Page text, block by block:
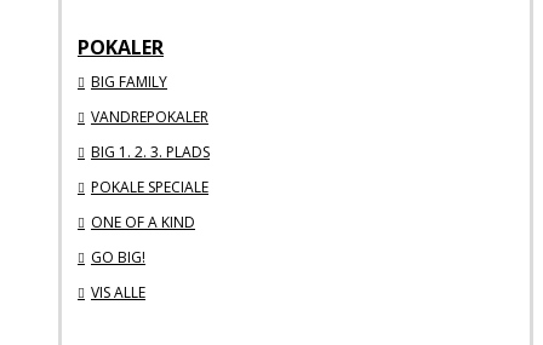
POKALER
BIG FAMILY
VANDREPOKALER
BIG 1. 2. 3. PLADS
POKALE SPECIALE
ONE OF A KIND
GO BIG!
VIS ALLE